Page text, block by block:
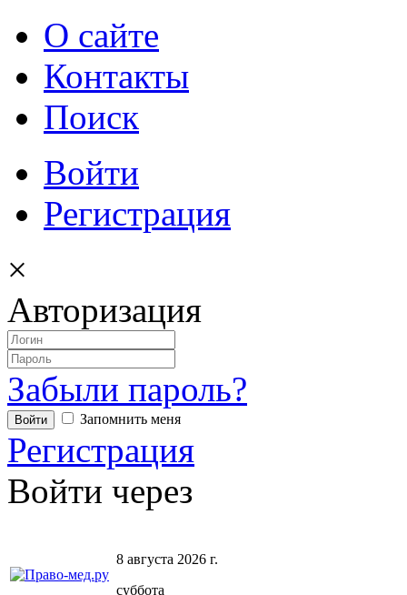
О сайте
Контакты
Поиск
Войти
Регистрация
×
Авторизация
Забыли пароль?
Запомнить меня
Регистрация
Войти через
8 августа 2026 г.
суббота